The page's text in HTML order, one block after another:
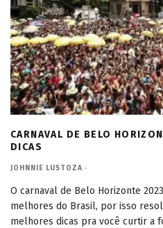
CARNAVAL DE BELO
DICAS
JOHNNIE LUSTOZA ·
O carnaval de Belo Horizonte
melhores do Brasil, por isso
melhores dicas pra você curtir a